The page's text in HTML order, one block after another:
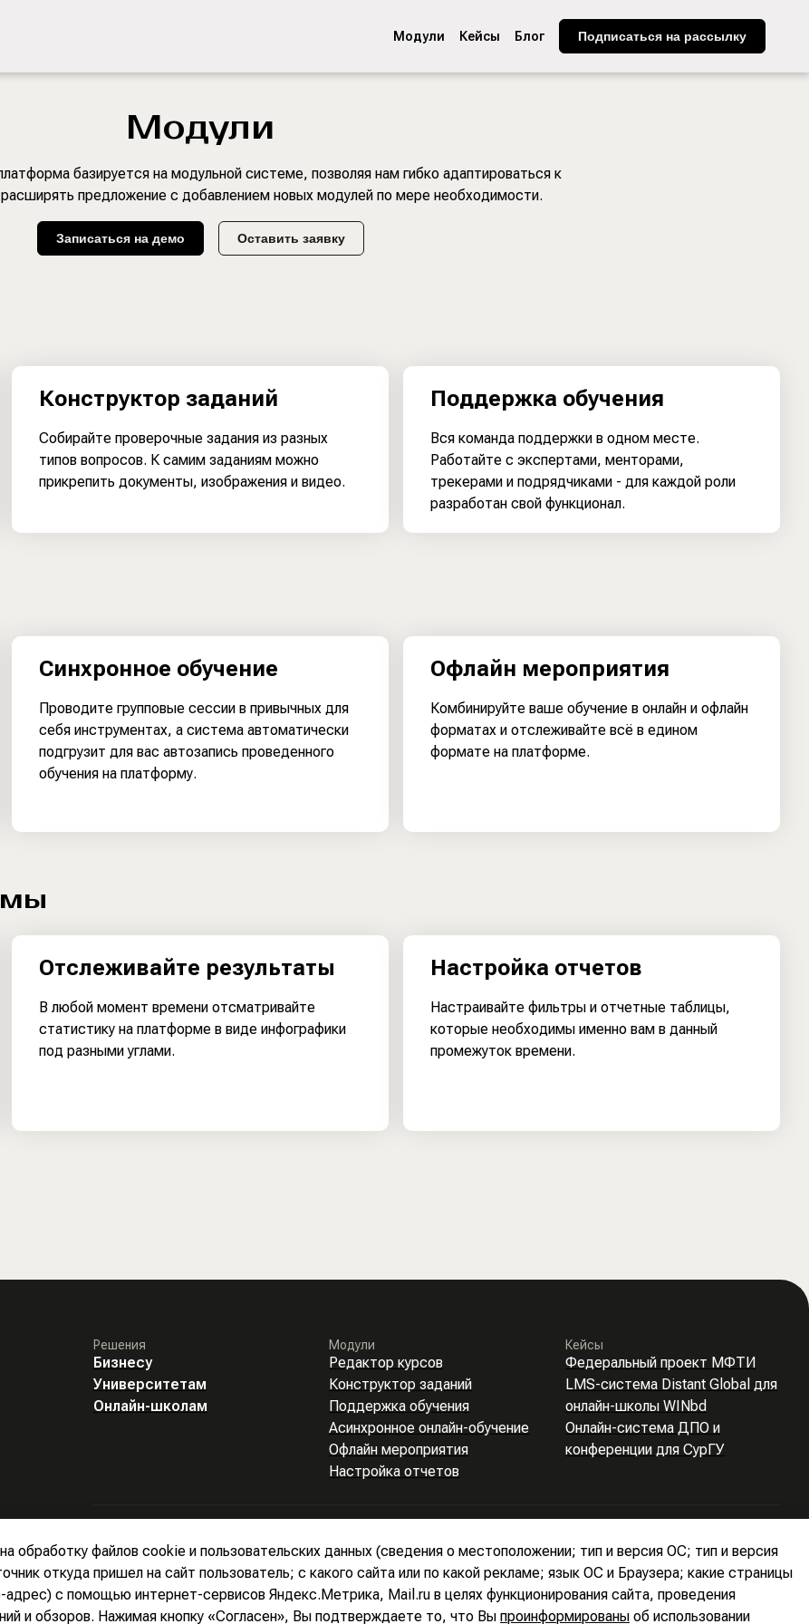
Модули Кейсы Блог Подписаться на рассылку
Модули
базируется на модульной системе, позволяя нам гибко адаптироваться к
предложение с добавлением новых модулей по мере необходимости.
Записаться на демо Оставить заявку
Конструктор заданий
Собирайте проверочные задания из разных
типов вопросов. К самим заданиям можно
прикрепить документы, изображения и видео.
Поддержка обучения
Вся команда поддержки в одном месте.
Работайте с экспертами, менторами,
трекерами и подрядчиками - для каждой роли
разработан свой функционал.
Синхронное обучение
Проводите групповые сессии в привычных для
себя инструментах, а система автоматически
подгрузит для вас автозапись проведенного
обучения на платформу.
Офлайн мероприятия
Комбинируйте ваше обучение в онлайн и офлайн
форматах и отслеживайте всё в едином
формате на платформе.
Отслеживайте результаты
В любой момент времени отсматривайте
статистику на платформе в виде инфографики
под разными углами.
Настройка отчетов
Настраивайте фильтры и отчетные таблицы,
которые необходимы именно вам в данный
промежуток времени.
Решения
Бизнесу
Университетам
Онлайн-школам
Модули
Редактор курсов
Конструктор заданий
Поддержка обучения
Асинхронное онлайн-обучение
Офлайн мероприятия
Настройка отчетов
Кейсы
Федеральный проект МФТИ
LMS-система Distant Global для
онлайн-школы WINbd
Онлайн-система ДПО и
конференции для СурГУ
обработку файлов cookie и пользовательских данных (сведения о местоположении; тип и версия ОС; тип и версия
откуда пришел на сайт пользователь; с какого сайта или по какой рекламе; язык ОС и Браузера; какие страницы
адрес) с помощью интернет-сервисов Яндекс.Метрика, Mail.ru в целях функционирования сайта, проведения
и обзоров. Нажимая кнопку «Согласен», Вы подтверждаете то, что Вы проинформированы об использовании